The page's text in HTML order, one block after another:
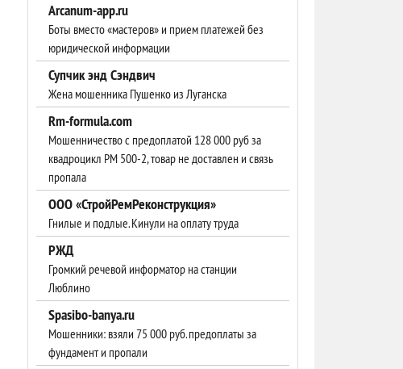
Arcanum-app.ru
Боты вместо «мастеров» и прием платежей без
юридической информации
Супчик энд Сэндвич
Жена мошенника Пушенко из Луганска
Rm-formula.com
Мошенничество с предоплатой 128 000 руб за
квадроцикл РМ 500-2, товар не доставлен и связь
пропала
ООО «СтройРемРеконструкция»
Гнилые и подлые. Кинули на оплату труда
РЖД
Громкий речевой информатор на станции
Люблино
Spasibo-banya.ru
Мошенники: взяли 75 000 руб. предоплаты за
фундамент и пропали